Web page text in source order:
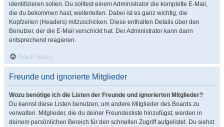
identifizieren sollen. Du solltest einem Administrator die komplette E-Mail,
die du bekommen hast, weiterleiten. Dabei ist es ganz wichtig, die
Kopfzeilen (Headers) mitzuschicken. Diese enthalten Details über den
Benutzer, der die E-Mail verschickt hat. Der Administrator kann dann
entsprechend reagieren.
Nach oben
Freunde und ignorierte Mitglieder
Wozu benötige ich die Listen der Freunde und ignorierten Mitglieder?
Du kannst diese Listen benutzen, um andere Mitglieder des Boards zu
verwalten. Mitglieder, die du deiner Freundesliste hinzufügst, werden in
deinem persönlichen Bereich für den schnellen Zugriff aufgelistet. Du siehst